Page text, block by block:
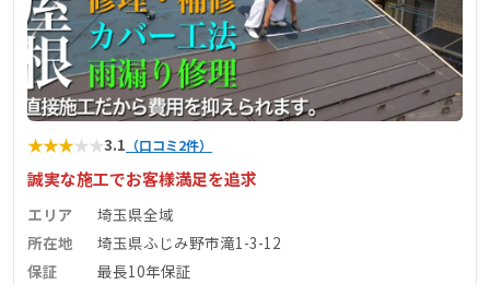
★★★★★3.1 （口コミ2件）
誠実な施工でお客様満足を追求
エリア
埼玉県全域
所在地
埼玉県ふじみ野市滝1-3-12
保証
最長10年保証